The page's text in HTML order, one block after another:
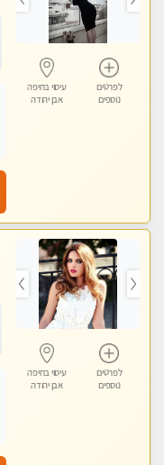
לפרטים
נוספים
עיסוי בחיפה
אבן יהודה
לפרטים
נוספים
עיסוי בחיפה
אבן יהודה